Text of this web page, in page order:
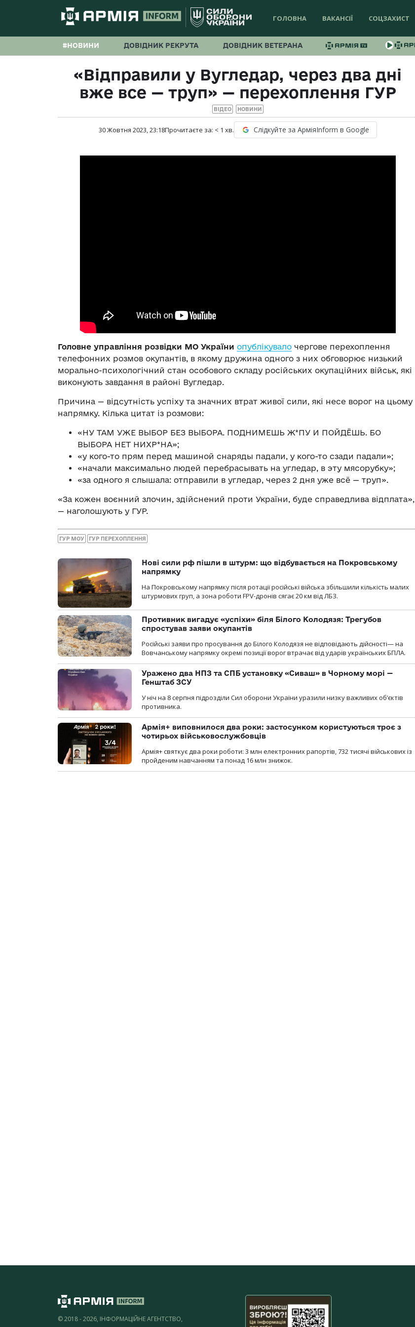
ГОЛОВНА ВАКАНСІЇ СОЦЗАХИСТ
#НОВИНИ ДОВІДНИК РЕКРУТА ДОВІДНИК ВЕТЕРАНА
«Відправили у Вугледар, через два дні
вже все — труп» — перехоплення ГУР
ВІДЕО НОВИНИ
30 Жовтня 2023, 23:18Прочитаєте за: < 1 хв. Слідкуйте за АрміяInform в Google
Головне управління розвідки МО України опублікувало чергове перехоплення
телефонних розмов окупантів, в якому дружина одного з них обговорює низький
морально-психологічний стан особового складу російських окупаційних військ, які
виконують завдання в районі Вугледар.
Причина — відсутність успіху та значних втрат живої сили, які несе ворог на цьому
напрямку. Кілька цитат із розмови:
«НУ ТАМ УЖЕ ВЫБОР БЕЗ ВЫБОРА. ПОДНИМЕШЬ Ж*ПУ И ПОЙДЁШЬ. БО
ВЫБОРА НЕТ НИХР*НА»;
«у кого-то прям перед машиной снаряды падали, у кого-то сзади падали»;
«начали максимально людей перебрасывать на угледар, в эту мясорубку»;
«за одного я слышала: отправили в угледар, через 2 дня уже всё — труп».
«За кожен воєнний злочин, здійснений проти України, буде справедлива відплата»,
— наголошують у ГУР.
ГУР МОУ ГУР ПЕРЕХОПЛЕННЯ
Нові сили рф пішли в штурм: що відбувається на Покровському
напрямку
На Покровському напрямку після ротації російські війська збільшили кількість малих
штурмових груп, а зона роботи FPV-дронів сягає 20 км від ЛБЗ.
Противник вигадує «успіхи» біля Білого Колодязя: Трегубов
спростував заяви окупантів
Російські заяви про просування до Білого Колодязя не відповідають дійсності— на
Вовчанському напрямку окремі позиції ворог втрачає від ударів українських БПЛА.
Уражено два НПЗ та СПБ установку «Сиваш» в Чорному морі —
Генштаб ЗСУ
У ніч на 8 серпня підрозділи Сил оборони України уразили низку важливих об’єктів
противника.
Армія+ виповнилося два роки: застосунком користуються троє з
чотирьох військовослужбовців
Армія+ святкує два роки роботи: 3 млн електронних рапортів, 732 тисячі військових із
пройденим навчанням та понад 16 млн знижок.
© 2018 - 2026, ІНФОРМАЦІЙНЕ АГЕНТСТВО,